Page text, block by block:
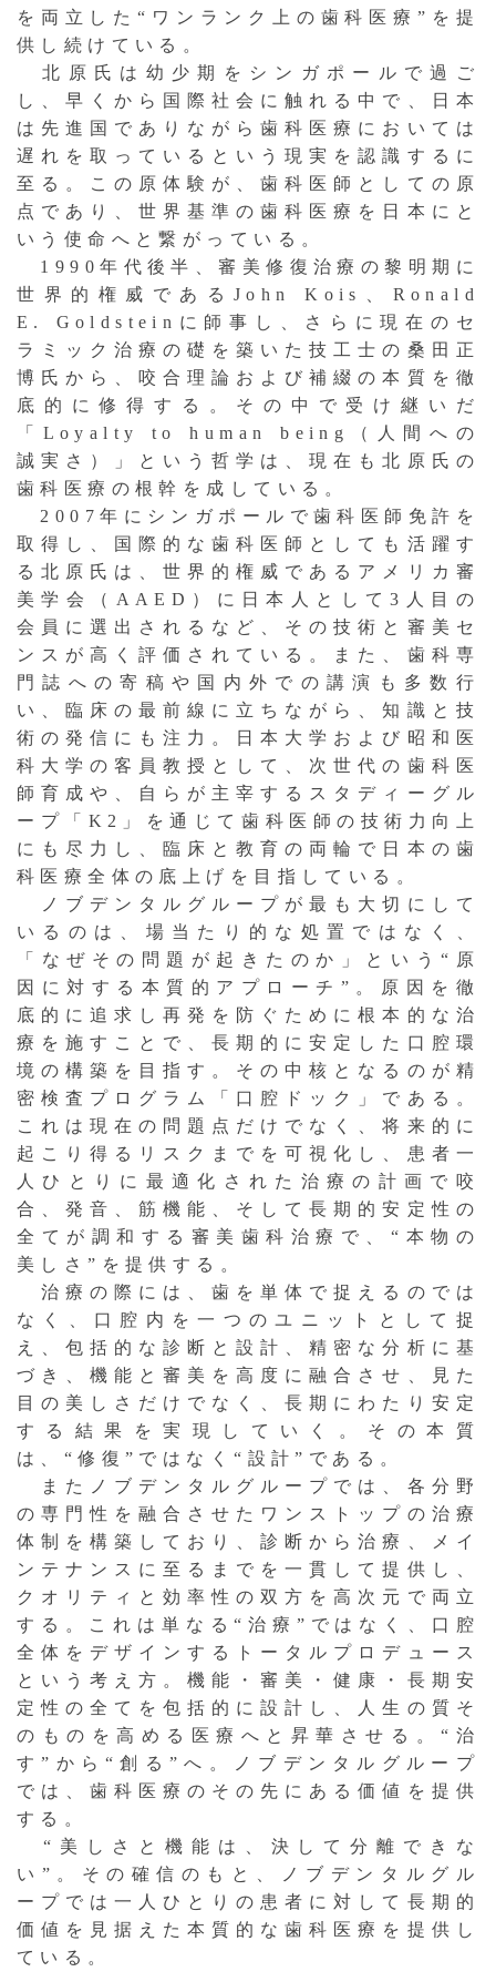
を両立した“ワンランク上の歯科医療”を提
供し続けている。
北原氏は幼少期をシンガポールで過ご
し、早くから国際社会に触れる中で、日本
は先進国でありながら歯科医療においては
遅れを取っているという現実を認識するに
至る。この原体験が、歯科医師としての原
点であり、世界基準の歯科医療を日本にと
いう使命へと繋がっている。
1990年代後半、審美修復治療の黎明期に
世界的権威であるJohn Kois、Ronald
E. Goldsteinに師事し、さらに現在のセ
ラミック治療の礎を築いた技工士の桑田正
博氏から、咬合理論および補綴の本質を徹
底的に修得する。その中で受け継いだ
「Loyalty to human being（人間への
誠実さ）」という哲学は、現在も北原氏の
歯科医療の根幹を成している。
2007年にシンガポールで歯科医師免許を
取得し、国際的な歯科医師としても活躍す
る北原氏は、世界的権威であるアメリカ審
美学会（AAED）に日本人として3人目の
会員に選出されるなど、その技術と審美セ
ンスが高く評価されている。また、歯科専
門誌への寄稿や国内外での講演も多数行
い、臨床の最前線に立ちながら、知識と技
術の発信にも注力。日本大学および昭和医
科大学の客員教授として、次世代の歯科医
師育成や、自らが主宰するスタディーグル
ープ「K2」を通じて歯科医師の技術力向上
にも尽力し、臨床と教育の両輪で日本の歯
科医療全体の底上げを目指している。
ノブデンタルグループが最も大切にして
いるのは、場当たり的な処置ではなく、
「なぜその問題が起きたのか」という“原
因に対する本質的アプローチ”。原因を徹
底的に追求し再発を防ぐために根本的な治
療を施すことで、長期的に安定した口腔環
境の構築を目指す。その中核となるのが精
密検査プログラム「口腔ドック」である。
これは現在の問題点だけでなく、将来的に
起こり得るリスクまでを可視化し、患者一
人ひとりに最適化された治療の計画で咬
合、発音、筋機能、そして長期的安定性の
全てが調和する審美歯科治療で、“本物の
美しさ”を提供する。
治療の際には、歯を単体で捉えるのでは
なく、口腔内を一つのユニットとして捉
え、包括的な診断と設計、精密な分析に基
づき、機能と審美を高度に融合させ、見た
目の美しさだけでなく、長期にわたり安定
する結果を実現していく。その本質
は、“修復”ではなく“設計”である。
またノブデンタルグループでは、各分野
の専門性を融合させたワンストップの治療
体制を構築しており、診断から治療、メイ
ンテナンスに至るまでを一貫して提供し、
クオリティと効率性の双方を高次元で両立
する。これは単なる“治療”ではなく、口腔
全体をデザインするトータルプロデュース
という考え方。機能・審美・健康・長期安
定性の全てを包括的に設計し、人生の質そ
のものを高める医療へと昇華させる。“治
す”から“創る”へ。ノブデンタルグループ
では、歯科医療のその先にある価値を提供
する。
“美しさと機能は、決して分離できな
い”。その確信のもと、ノブデンタルグル
ープでは一人ひとりの患者に対して長期的
価値を見据えた本質的な歯科医療を提供し
ている。